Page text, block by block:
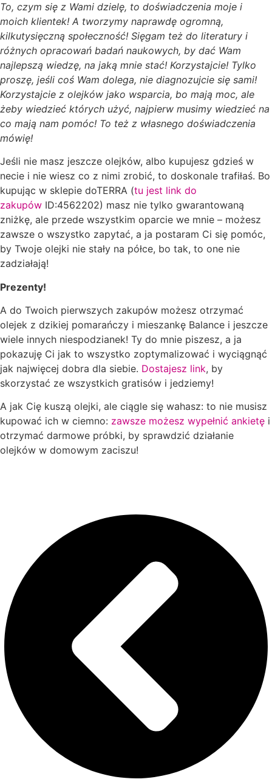
To, czym się z Wami dzielę, to doświadczenia moje i
moich klientek! A tworzymy naprawdę ogromną,
kilkutysięczną społeczność! Sięgam też do literatury i
różnych opracowań badań naukowych, by dać Wam
najlepszą wiedzę, na jaką mnie stać! Korzystajcie! Tylko
proszę, jeśli coś Wam dolega, nie diagnozujcie się sami!
Korzystajcie z olejków jako wsparcia, bo mają moc, ale
żeby wiedzieć których użyć, najpierw musimy wiedzieć na
co mają nam pomóc! To też z własnego doświadczenia
mówię!
Jeśli nie masz jeszcze olejków, albo kupujesz gdzieś w
necie i nie wiesz co z nimi zrobić, to doskonale trafiłaś. Bo
kupując w sklepie doTERRA (tu jest link do
zakupów ID:4562202) masz nie tylko gwarantowaną
zniżkę, ale przede wszystkim oparcie we mnie – możesz
zawsze o wszystko zapytać, a ja postaram Ci się pomóc,
by Twoje olejki nie stały na półce, bo tak, to one nie
zadziałają!
Prezenty!
A do Twoich pierwszych zakupów możesz otrzymać
olejek z dzikiej pomarańczy i mieszankę Balance i jeszcze
wiele innych niespodzianek! Ty do mnie piszesz, a ja
pokazuję Ci jak to wszystko zoptymalizować i wyciągnąć
jak najwięcej dobra dla siebie. Dostajesz link, by
skorzystać ze wszystkich gratisów i jedziemy!
A jak Cię kuszą olejki, ale ciągle się wahasz: to nie musisz
kupować ich w ciemno: zawsze możesz wypełnić ankietę i
otrzymać darmowe próbki, by sprawdzić działanie
olejków w domowym zaciszu!